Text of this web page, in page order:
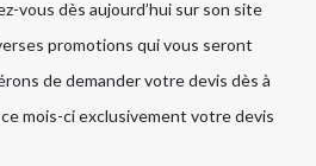
vous dès aujourd’hui sur son site
promotions qui vous seront
de demander votre devis dès à
mois-ci exclusivement votre devis